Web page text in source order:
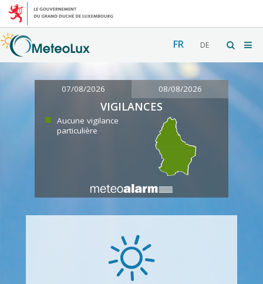
FR DE
07/08/2026 08/08/2026
VIGILANCES
Aucune vigilance
particulière